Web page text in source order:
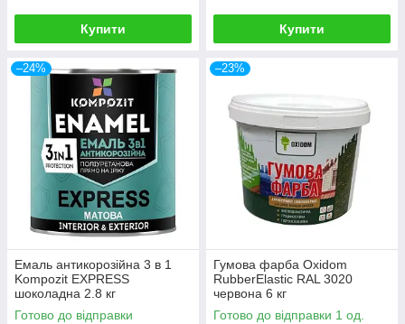
Купити Купити
–24%
Емаль антикорозійна 3 в 1
Kompozit EXPRESS
шоколадна 2.8 кг
Готово до відправки
–23%
Гумова фарба Oxidom
RubberElastic RAL 3020
червона 6 кг
Готово до відправки 1 од.